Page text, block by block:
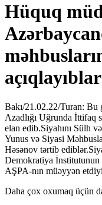
Hüquq
açıqlayıblar
Bakı/21.02.22/Turan: Bu
Azadlığı Uğrunda İttifaq
elan edib.Siyahını Sülh
Yunus və Siyasi
Həsənov tərtib
Demokratiya İnstitutunun
AŞPA-nın müəyyən
Daha çox oxumaq üçün